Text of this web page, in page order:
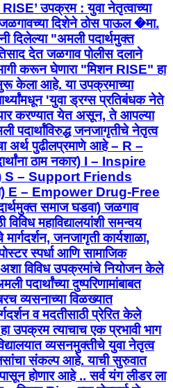
उपक्रम : युवा नेतृत्वाच्या
दिशेने ठोस पाऊल �मा.
दिलेल्या "अमली पदार्थमुक्त
देत जळगाव पोलीस दलाने
करून घेणारा "मिशन RISE" हा
केला आहे. या उपक्रमाच्या
'युवा ड्रग्स प्रतिबंधक नेते
करण्यात येत असून, ते आपल्या
पदार्थांविरुद्ध जनजागृतीचे नेतृत्व
अर्थ पुढीलप्रमाणे आहे – R –
ठाम नकार) I – Inspire
S – Support Friends
E – Empower Drug-Free
समाज घडवा) जळगाव
महाविद्यालयांशी समन्वय
मार्गदर्शन, जनजागृती कार्यशाळा,
स्पर्धा आणि सामाजिक
अशा विविध उपक्रमांचे नियोजन केले
पदार्थांच्या दुष्परिणामांबाबत
व्यसनाच्या विळख्यात
व मदतीसाठी प्रेरित केले
उपक्रम त्याचाच एक प्रभावी भाग
व्यसनमुक्तीचे युवा नेतृत्व
संकल्प आहे. याची सुरुवात
होणार आहे .. सर्व यंग लीडर ला